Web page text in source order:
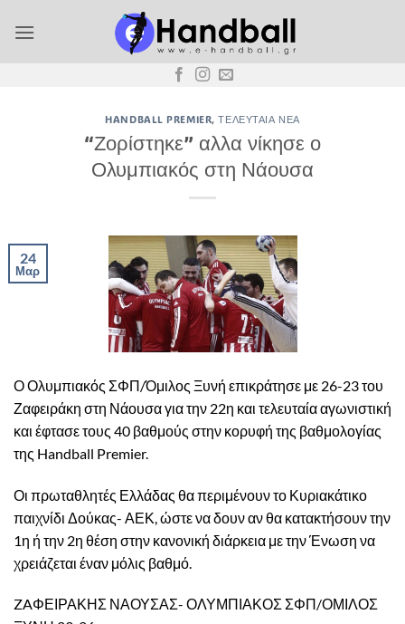
στο
HANDBALL PREMIER,ΤΕΛΕΥΤΑΊΑ ΝΈΑ
“Ζορίστηκε” αλλα νίκησε ο
Ολυμπιακός στη Νάουσα
24
Μαρ
Ο Ολυμπιακός ΣΦΠ/Όμιλος Ξυνή επικράτησε με 26-23 του
Ζαφειράκη στη Νάουσα για την 22η και τελευταία αγωνιστική
και έφτασε τους 40 βαθμούς στην κορυφή της βαθμολογίας
της Handball Premier.
Οι πρωταθλητές Ελλάδας θα περιμένουν το Κυριακάτικο
παιχνίδι Δούκας- ΑΕΚ, ώστε να δουν αν θα κατακτήσουν την
1η ή την 2η θέση στην κανονική διάρκεια με την Ένωση να
χρειάζεται έναν μόλις βαθμό.
ZAΦΕΙΡΑΚΗΣ ΝΑΟΥΣΑΣ- ΟΛΥΜΠΙΑΚΟΣ ΣΦΠ/ΟΜΙΛΟΣ